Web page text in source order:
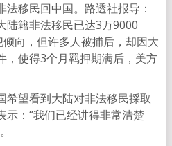
移民回中国。路透社报导：
陆籍非法移民已达3万9000
向，但许多人被捕后，却因大
，使得3个月羁押期满后，美方
希望看到大陆对非法移民採取
示：“我们已经讲得非常清楚